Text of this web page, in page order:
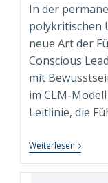
In der
polykritischen
neue Art der
Conscious
mit
im CLM-
Leitlinie, die
Weiterlesen Das